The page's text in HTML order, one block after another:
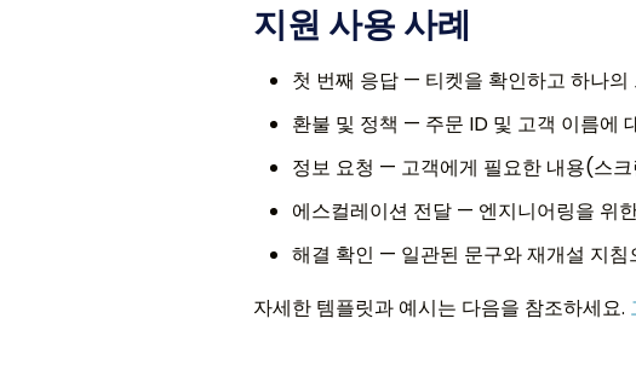
지원 사용 사례
첫 번째 응답 — 티켓을 확인하고 하나
환불 및 정책 — 주문 ID 및 고객 이름에
정보 요청 — 고객에게 필요한 내용(스
에스컬레이션 전달 — 엔지니어링을 위
해결 확인 — 일관된 문구와 재개설 지침
자세한 템플릿과 예시는 다음을 참조하세요.